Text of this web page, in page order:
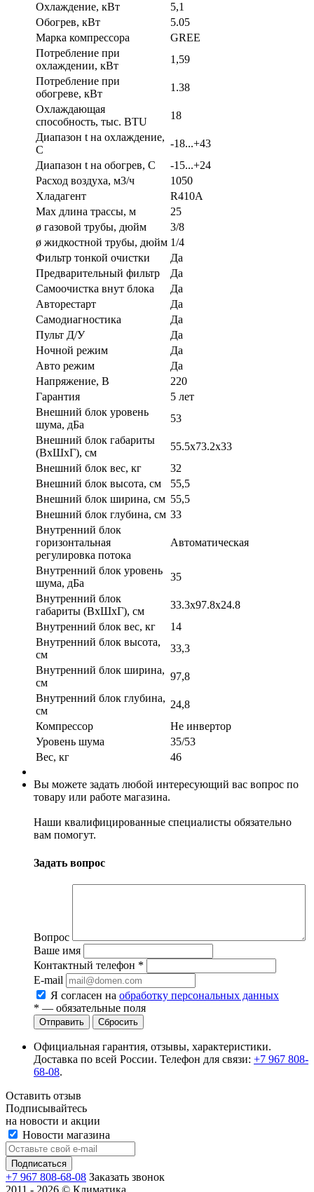
Охлаждение, кВт
5,1
Обогрев, кВт
5.05
Марка компрессора
GREE
Потребление при
охлаждении, кВт
1,59
Потребление при
обогреве, кВт
1.38
Охлаждающая
способность, тыс. BTU
18
Диапазон t на охлаждение,
С
-18...+43
Диапазон t на обогрев, С
-15...+24
Расход воздуха, м3/ч
1050
Хладагент
R410A
Max длина трассы, м
25
ø газовой трубы, дюйм
3/8
ø жидкостной трубы, дюйм 1/4
Фильтр тонкой очистки
Да
Предварительный фильтр
Да
Самоочистка внут блока
Да
Авторестарт
Да
Самодиагностика
Да
Пульт Д/У
Да
Ночной режим
Да
Авто режим
Да
Напряжение, В
220
Гарантия
5 лет
Внешний блок уровень
шума, дБа
53
Внешний блок габариты
(ВхШхГ), см
55.5x73.2x33
Внешний блок вес, кг
32
Внешний блок высота, см
55,5
Внешний блок ширина, см 55,5
Внешний блок глубина, см 33
Внутренний блок
горизонтальная
регулировка потока
Автоматическая
Внутренний блок уровень
шума, дБа
35
Внутренний блок
габариты (ВхШхГ), см
33.3x97.8x24.8
Внутренний блок вес, кг
14
Внутренний блок высота,
см
33,3
Внутренний блок ширина,
см
97,8
Внутренний блок глубина,
см
24,8
Компрессор
Не инвертор
Уровень шума
35/53
Вес, кг
46
Вы можете задать любой интересующий вас вопрос по
товару или работе магазина.
Наши квалифицированные специалисты обязательно
вам помогут.
Задать вопрос
Вопрос
Ваше имя
Контактный телефон *
E-mail
Я согласен на обработку персональных данных
* — обязательные поля
Сбросить
Официальная гарантия, отзывы, характеристики.
Доставка по всей России. Телефон для связи: +7 967 808-
68-08.
Оставить отзыв
Подписывайтесь
на новости и акции
Новости магазина
+7 967 808-68-08 Заказать звонок
2011 - 2026 © Климатика